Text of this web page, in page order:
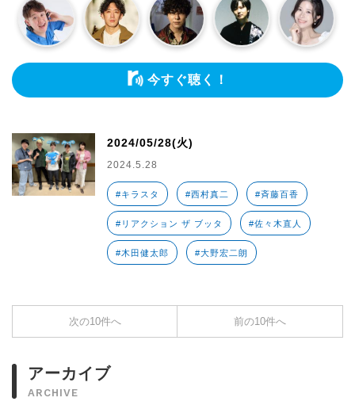
今すぐ聴く！
2024/05/28(火)
2024.5.28
#キラスタ #西村真二 #斉藤百香
#リアクション ザ ブッタ #佐々木直人
#木田健太郎 #大野宏二朗
次の10件へ 前の10件へ
アーカイブ
ARCHIVE